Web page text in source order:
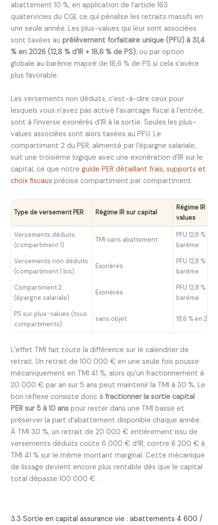
abattement 10 %, en application de l’article 163
quatervicies du CGI, ce qui pénalise les retraits massifs en
une seule année. Les plus-values qui leur sont associées
sont taxées auprélèvement forfaitaire unique (PFU) à 31,4
% en 2026 (12,8 % d’IR + 18,6 % de PS), ou par option
globale au barème majoré de 18,6 % de PS si cela s’avère
plus favorable.
Les versements non déduits, c’est-à-dire ceux pour
lesquels vous n’avez pas activé l’avantage fiscal à l’entrée,
sont à l’inverse exonérés d’IR à la sortie. Seules les plus-
values associées sont alors taxées au PFU. Le
compartiment 2 du PER, alimenté par l’épargne salariale,
suit une troisième logique avec une exonération d’IR sur le
capital, ce que notreguide PER détaillant frais, supports et
choix fiscaux précise compartiment par compartiment.
Type de versement PER Régime IR sur capital
Régime IR
values
Versements déduits
(compartiment 1)
TMI sans abattement
PFU 12,8 %
barème
Versements non déduits
(compartiment 1 bis)
Exonérés
PFU 12,8 %
barème
Compartiment 2
(épargne salariale)
Exonérés
PFU 12,8 %
barème
PS sur plus-values (tous
compartiments)
sans objet 18,6 % en
L’effet TMI fait toute la différence sur le calendrier de
retrait. Un retrait de 100 000 € en une seule fois pousse
mécaniquement en TMI 41 %, alors qu’un fractionnement à
20 000 € par an sur 5 ans peut maintenir la TMI à 30 %. Le
bon réflexe consiste donc àfractionner la sortie capital
PER sur 5 à 10 ans pour rester dans une TMI basse et
préserver la part d’abattement disponible chaque année.
À TMI 30 %, un retrait de 20 000 € entièrement issu de
versements déduits coûte 6 000 € d’IR, contre 8 200 € à
TMI 41 % sur le même montant marginal. Cette mécanique
de lissage devient encore plus rentable dès que le capital
total dépasse 100 000 €.
3.3 Sortie en capital assurance vie : abattements 4 600 /